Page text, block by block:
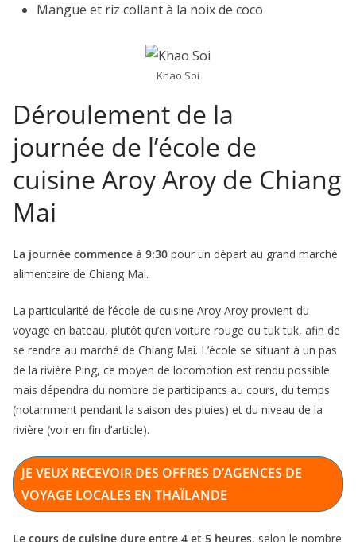
Mangue et riz collant à la noix de coco
Khao Soi
Déroulement de la
journée de l’école de
cuisine Aroy Aroy de Chiang
Mai
La journée commence à 9:30 pour un départ au grand marché
alimentaire de Chiang Mai.
La particularité de l’école de cuisine Aroy Aroy provient du
voyage en bateau, plutôt qu’en voiture rouge ou tuk tuk, afin de
se rendre au marché de Chiang Mai. L’école se situant à un pas
de la rivière Ping, ce moyen de locomotion est rendu possible
mais dépendra du nombre de participants au cours, du temps
(notamment pendant la saison des pluies) et du niveau de la
rivière (voir en fin d’article).
JE VEUX RECEVOIR DES OFFRES D’AGENCES DE
VOYAGE LOCALES EN THAÏLANDE
Le cours de cuisine dure entre 4 et 5 heures, selon le nombre